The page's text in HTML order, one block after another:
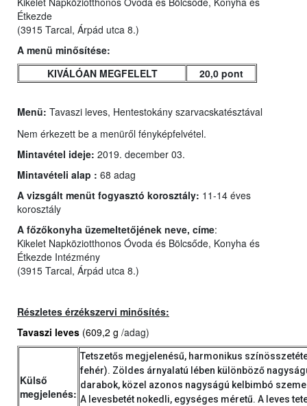
Étkezde
(3915 Tarcal, Árpád utca 8.)
A menü minősítése:
KIVÁLÓAN MEGFELELT
20,0 pont
Menü: Tavaszi leves, Hentestokány szarvacskatésztával
Nem érkezett be a menüről fényképfelvétel.
Mintavétel ideje: 2019. december 03.
Mintavételi alap : 68 adag
A vizsgált menüt fogyasztó korosztály: 11-14 éves
korosztály
A főzőkonyha üzemeltetőjének neve, címe:
Kikelet Napköziotthonos Óvoda és Bölcsőde, Konyha és
Étkezde Intézmény
(3915 Tarcal, Árpád utca 8.)
Részletes érzékszervi minősítés:
Tavaszi leves (609,2 g /adag)
Külső
megjelenés:
Tetszetős megjelenésű, harmonikus
fehér). Zöldes árnyalatú lében különböző
darabok, közel azonos nagyságú kelbimbó
A levesbetét nokedli, egységes méretű. A leves